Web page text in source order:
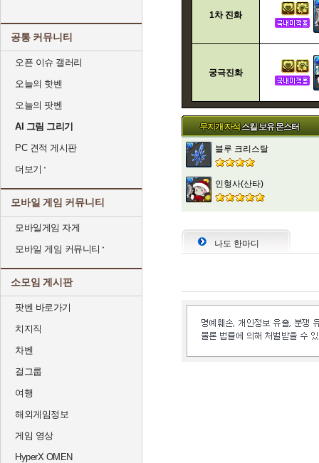
공통 커뮤니티
오픈 이슈 갤러리
오늘의 핫벤
오늘의 팟벤
AI 그림 그리기
PC 견적 게시판
더보기
모바일 게임 커뮤니티
모바일게임 자게
모바일 게임 커뮤니티
소모임 게시판
팟벤 바로가기
치지직
차벤
걸그룹
여행
해외게임정보
게임 영상
HyperX OMEN
1차 진화
궁극진화
무지개 자석스킬 보유 몬스터
블루 크리스탈
인형사(산타)
나도 한마디